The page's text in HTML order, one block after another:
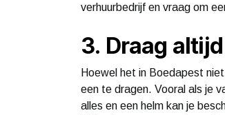
verhuurbedrijf en vraag om
3. Draag
Hoewel het in Boedapest
een te dragen. Vooral als je
alles en een helm kan je